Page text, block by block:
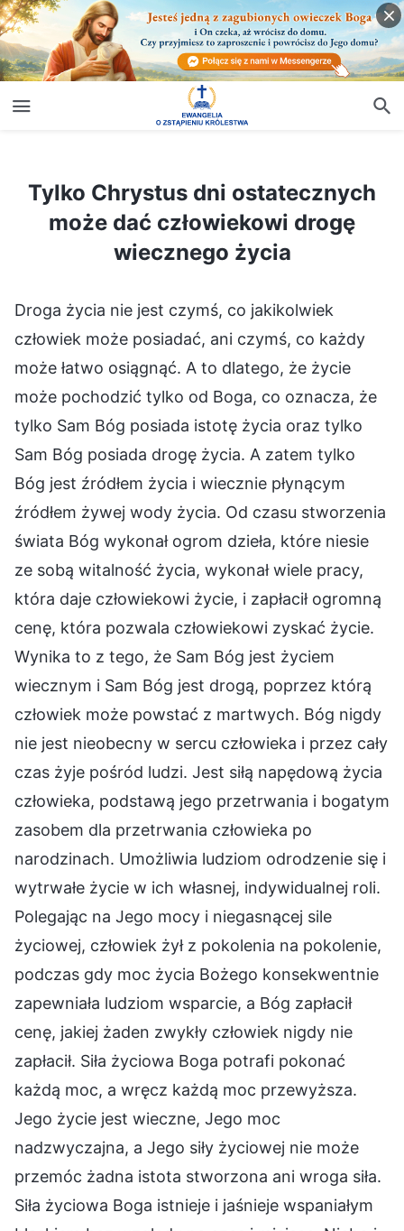
Tylko Chrystus dni ostatecznych
może dać człowiekowi drogę
wiecznego życia
Droga życia nie jest czymś, co jakikolwiek
człowiek może posiadać, ani czymś, co każdy
może łatwo osiągnąć. A to dlatego, że życie
może pochodzić tylko od Boga, co oznacza, że
tylko Sam Bóg posiada istotę życia oraz tylko
Sam Bóg posiada drogę życia. A zatem tylko
Bóg jest źródłem życia i wiecznie płynącym
źródłem żywej wody życia. Od czasu stworzenia
świata Bóg wykonał ogrom dzieła, które niesie
ze sobą witalność życia, wykonał wiele pracy,
która daje człowiekowi życie, i zapłacił ogromną
cenę, która pozwala człowiekowi zyskać życie.
Wynika to z tego, że Sam Bóg jest życiem
wiecznym i Sam Bóg jest drogą, poprzez którą
człowiek może powstać z martwych. Bóg nigdy
nie jest nieobecny w sercu człowieka i przez cały
czas żyje pośród ludzi. Jest siłą napędową życia
człowieka, podstawą jego przetrwania i bogatym
zasobem dla przetrwania człowieka po
narodzinach. Umożliwia ludziom odrodzenie się i
wytrwałe życie w ich własnej, indywidualnej roli.
Polegając na Jego mocy i niegasnącej sile
życiowej, człowiek żył z pokolenia na pokolenie,
podczas gdy moc życia Bożego konsekwentnie
zapewniała ludziom wsparcie, a Bóg zapłacił
cenę, jakiej żaden zwykły człowiek nigdy nie
zapłacił. Siła życiowa Boga potrafi pokonać
każdą moc, a wręcz każdą moc przewyższa.
Jego życie jest wieczne, Jego moc
nadzwyczajna, a Jego siły życiowej nie może
przemóc żadna istota stworzona ani wroga siła.
Siła życiowa Boga istnieje i jaśnieje wspaniałym